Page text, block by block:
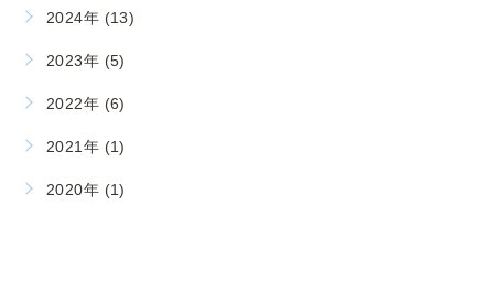
2024年 (13)
2023年 (5)
2022年 (6)
2021年 (1)
2020年 (1)